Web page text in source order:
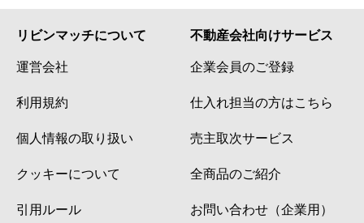
リビンマッチについて
運営会社
利用規約
個人情報の取り扱い
クッキーについて
引用ルール
不動産会社向けサービス
企業会員のご登録
仕入れ担当の方はこちら
売主取次サービス
全商品のご紹介
お問い合わせ（企業用）